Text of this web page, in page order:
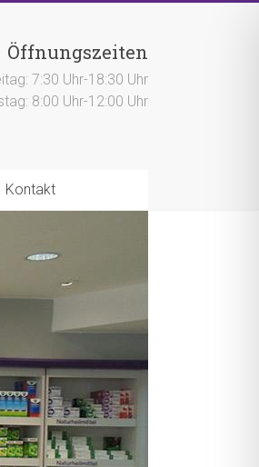
Öffnungszeiten
7:30 Uhr-18:30 Uhr
8:00 Uhr-12:00 Uhr
Kontakt